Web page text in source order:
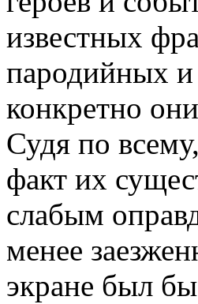
известных
пародийных и
конкретно
Судя по
факт их
слабым
менее
экране был